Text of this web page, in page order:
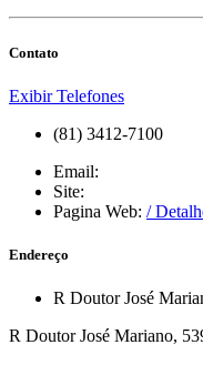
Contato
Exibir Telefones
(81) 3412-7100
Email:
Site:
Pagina Web: /
Endereço
R Doutor José
R Doutor José Mariano,